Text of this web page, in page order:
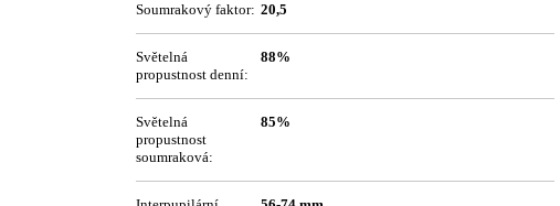
Soumrakový faktor: 20,5
Světelná
propustnost denní:
88%
Světelná
propustnost
soumraková:
85%